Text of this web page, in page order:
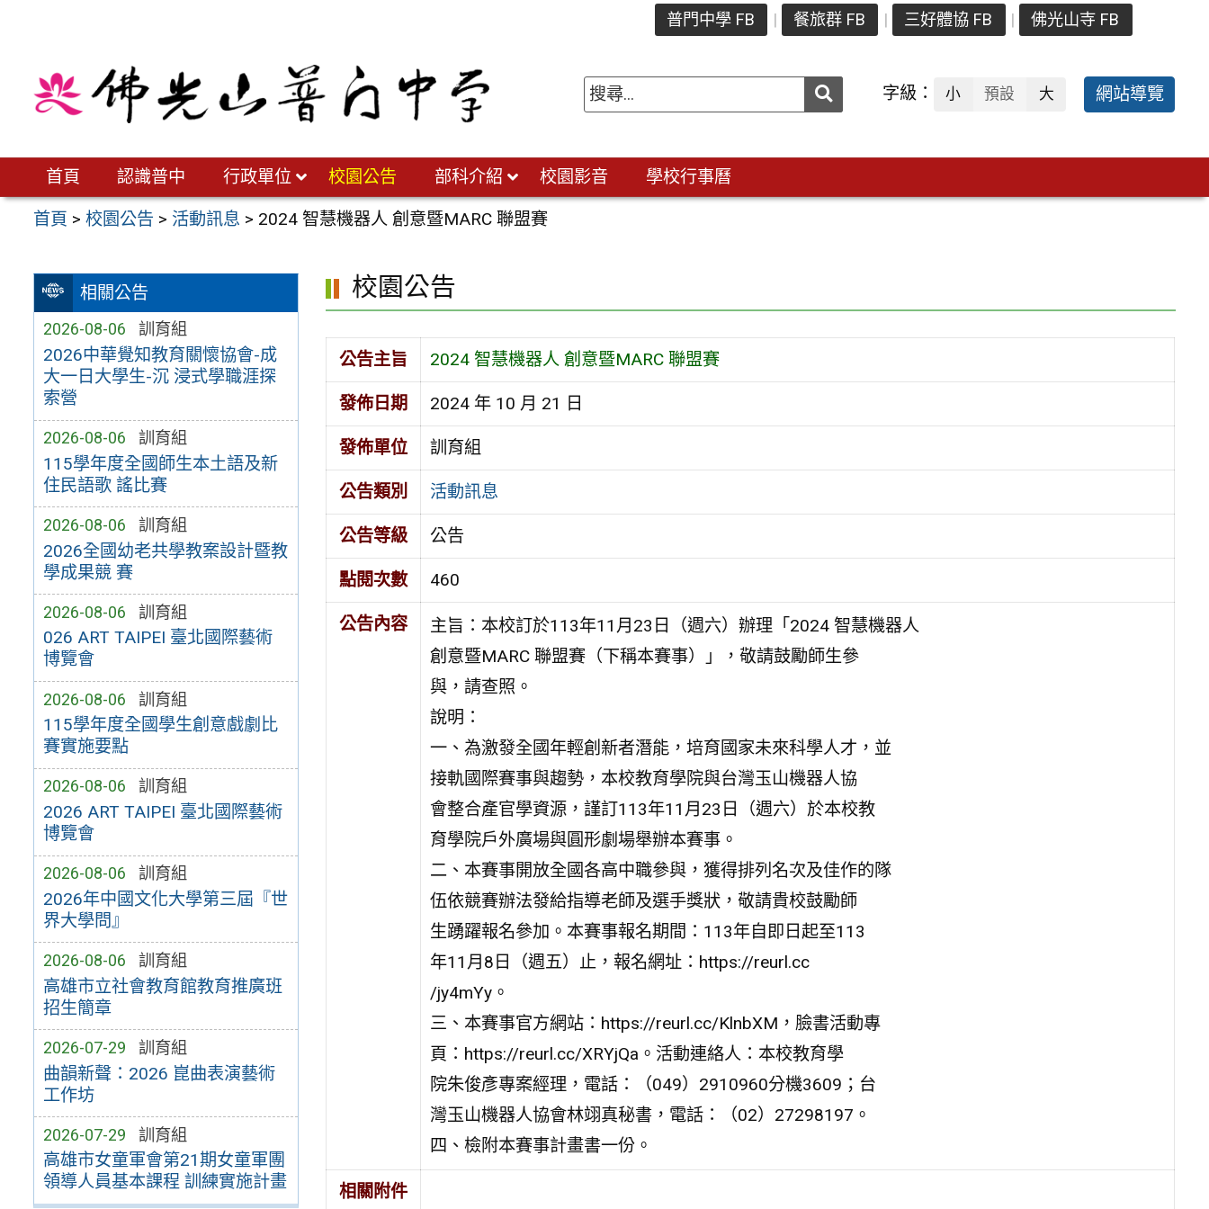
普門中學 FB 餐旅群 FB 三好體協 FB 佛光山寺 FB
送出 字級： 小 預設 大 網站導覽
首頁 認識普中 行政單位 校園公告 部科介紹 校園影音 學校行事曆
首頁 >校園公告 > 活動訊息 > 2024 智慧機器人 創意暨MARC 聯盟賽
相關公告
2026-08-06 訓育組
2026中華覺知教育關懷協會-成
大一日大學生-沉 浸式學職涯探
索營
2026-08-06 訓育組
115學年度全國師生本土語及新
住民語歌 謠比賽
2026-08-06 訓育組
2026全國幼老共學教案設計暨教
學成果競 賽
2026-08-06 訓育組
026 ART TAIPEI 臺北國際藝術
博覽會
2026-08-06 訓育組
115學年度全國學生創意戲劇比
賽實施要點
2026-08-06 訓育組
2026 ART TAIPEI 臺北國際藝術
博覽會
2026-08-06 訓育組
2026年中國文化大學第三屆『世
界大學問』
2026-08-06 訓育組
高雄市立社會教育館教育推廣班
招生簡章
2026-07-29 訓育組
曲韻新聲：2026 崑曲表演藝術
工作坊
2026-07-29 訓育組
高雄市女童軍會第21期女童軍團
領導人員基本課程 訓練實施計畫
校園公告
公告主旨 2024 智慧機器人 創意暨MARC 聯盟賽
發佈日期 2024 年 10 月 21 日
發佈單位 訓育組
公告類別 活動訊息
公告等級 公告
點閱次數 460
公告內容
主旨：本校訂於113年11月23日（週六）辦理「2024 智慧機器人
創意暨MARC 聯盟賽（下稱本賽事）」，敬請鼓勵師生參
與，請查照。
說明：
一、為激發全國年輕創新者潛能，培育國家未來科學人才，並
接軌國際賽事與趨勢，本校教育學院與台灣玉山機器人協
會整合產官學資源，謹訂113年11月23日（週六）於本校教
育學院戶外廣場與圓形劇場舉辦本賽事。
二、本賽事開放全國各高中職參與，獲得排列名次及佳作的隊
伍依競賽辦法發給指導老師及選手獎狀，敬請貴校鼓勵師
生踴躍報名參加。本賽事報名期間：113年自即日起至113
年11月8日（週五）止，報名網址：https://reurl.cc
/jy4mYy。
三、本賽事官方網站：https://reurl.cc/KlnbXM，臉書活動專
頁：https://reurl.cc/XRYjQa。活動連絡人：本校教育學
院朱俊彥專案經理，電話：（049）2910960分機3609；台
灣玉山機器人協會林翊真秘書，電話：（02）27298197。
四、檢附本賽事計畫書一份。
相關附件